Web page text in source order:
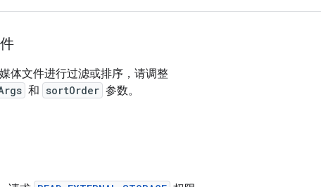
体文件进行过滤或排序，请调整
和 sortOrder 参数。